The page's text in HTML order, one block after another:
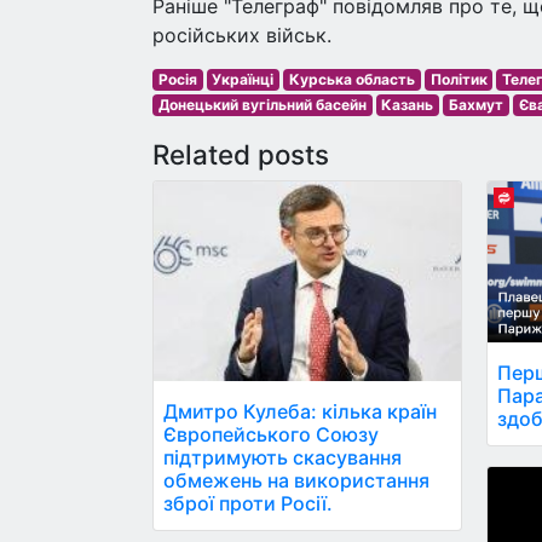
Раніше "Телеграф" повідомляв про те,
російських військ.
Росія Українці Курська область Політик
Донецький вугільний басейн
Казань Бахмут
Related posts
Дмитро Кулеба: кілька країн
Європейського Союзу
підтримують скасування
обмежень на використання
зброї проти Росії.